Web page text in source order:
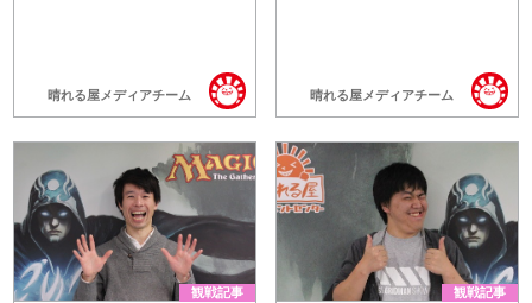
晴れる屋メディアチーム 晴れる屋メディアチーム
観戦記事 観戦記事